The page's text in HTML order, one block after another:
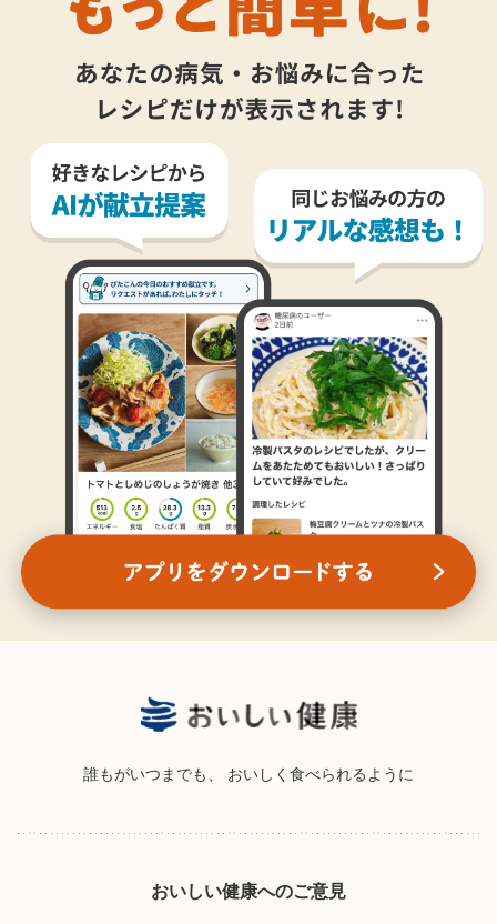
誰もがいつまでも、 おいしく食べられるように
おいしい健康へのご意見